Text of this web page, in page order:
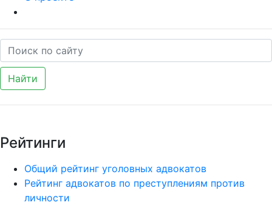
Найти
Рейтинги
Общий рейтинг уголовных адвокатов
Рейтинг адвокатов по преступлениям против
личности